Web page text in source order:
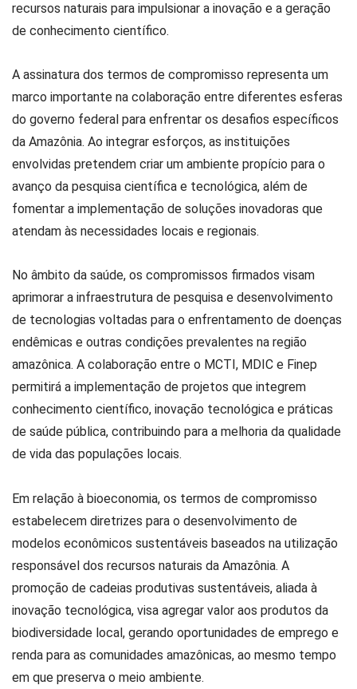
recursos naturais para impulsionar a inovação e a geração
de conhecimento científico.
A assinatura dos termos de compromisso representa um
marco importante na colaboração entre diferentes esferas
do governo federal para enfrentar os desafios específicos
da Amazônia. Ao integrar esforços, as instituições
envolvidas pretendem criar um ambiente propício para o
avanço da pesquisa científica e tecnológica, além de
fomentar a implementação de soluções inovadoras que
atendam às necessidades locais e regionais.
No âmbito da saúde, os compromissos firmados visam
aprimorar a infraestrutura de pesquisa e desenvolvimento
de tecnologias voltadas para o enfrentamento de doenças
endêmicas e outras condições prevalentes na região
amazônica. A colaboração entre o MCTI, MDIC e Finep
permitirá a implementação de projetos que integrem
conhecimento científico, inovação tecnológica e práticas
de saúde pública, contribuindo para a melhoria da qualidade
de vida das populações locais.
Em relação à bioeconomia, os termos de compromisso
estabelecem diretrizes para o desenvolvimento de
modelos econômicos sustentáveis baseados na utilização
responsável dos recursos naturais da Amazônia. A
promoção de cadeias produtivas sustentáveis, aliada à
inovação tecnológica, visa agregar valor aos produtos da
biodiversidade local, gerando oportunidades de emprego e
renda para as comunidades amazônicas, ao mesmo tempo
em que preserva o meio ambiente.